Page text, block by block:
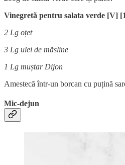
Vinegretă pentru salata verde [V]
2 Lg oțet
3 Lg ulei de măsline
1 Lg muștar Dijon
Amestecă într-un borcan cu puțină
Mic-dejun